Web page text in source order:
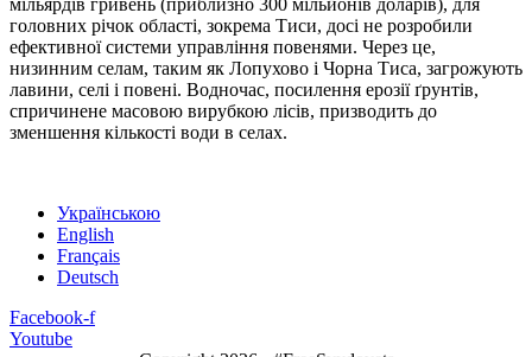
головних річок області, зокрема Тиси, досі не розробили
ефективної системи управління повенями. Через це,
низинним селам, таким як Лопухово і Чорна Тиса, загрожують
лавини, селі і повені. Водночас, посилення ерозії ґрунтів,
спричинене масовою вирубкою лісів, призводить до
зменшення кількості води в селах.
Українською
English
Français
Deutsch
Facebook-f
Youtube